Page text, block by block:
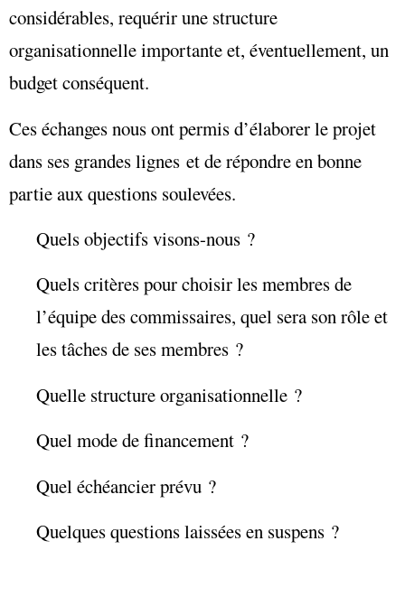
considérables, requérir une structure
organisationnelle importante et, éventuellement, un
budget conséquent.
Ces échanges nous ont permis d’élaborer le projet
dans ses grandes lignes et de répondre en bonne
partie aux questions soulevées.
Quels objectifs visons-nous ?
Quels critères pour choisir les membres de
l’équipe des commissaires, quel sera son rôle et
les tâches de ses membres ?
Quelle structure organisationnelle ?
Quel mode de financement ?
Quel échéancier prévu ?
Quelques questions laissées en suspens ?